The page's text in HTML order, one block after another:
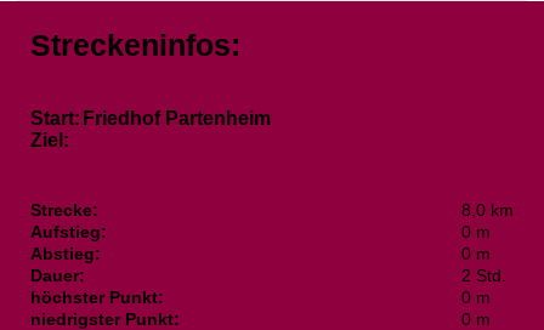
Service & Unterkünfte
Streckeninfos:
Start: Friedhof Partenheim
Ziel:
Strecke:
Aufstieg:
Abstieg:
Dauer:
höchster Punkt:
niedrigster Punkt:
8,0 km
0 m
0 m
2 Std.
0 m
0 m